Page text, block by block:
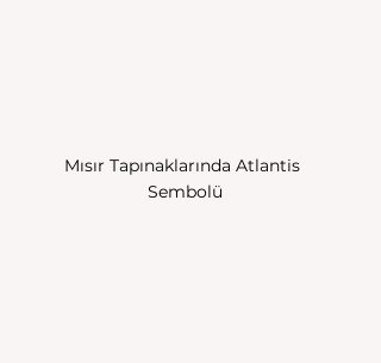
Mısır Tapınaklarında Atlantis
Sembolü